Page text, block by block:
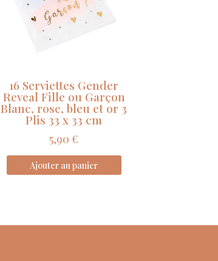
16 Serviettes Gender
Reveal Fille ou Garçon
Blanc, rose, bleu et or 3
Plis 33 x 33 cm
5,90 €
Ajouter au panier